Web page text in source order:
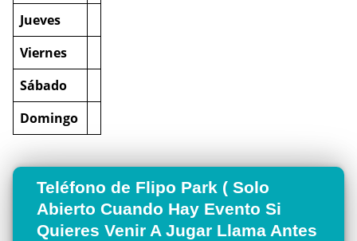
Jueves
Viernes
Sábado
Domingo
Teléfono de Flipo Park ( Solo
Abierto Cuando Hay Evento Si
Quieres Venir A Jugar Llama Antes